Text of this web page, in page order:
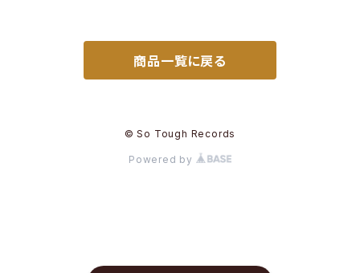
商品一覧に戻る
© So Tough Records
Powered by